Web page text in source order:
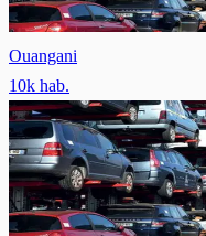
Ouangani
10k hab.